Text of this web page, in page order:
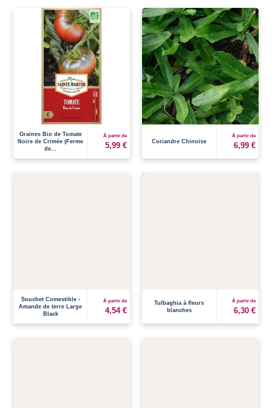
Graines Bio de Tomate
Noire de Crimée (Ferme
de...
À partir de
5,99 € Coriandre Chinoise
À partir de
6,99 €
Souchet Comestible -
Amande de terre Large
Black
À partir de
4,54 €
Tulbaghia à fleurs
blanches
À partir de
6,30 €